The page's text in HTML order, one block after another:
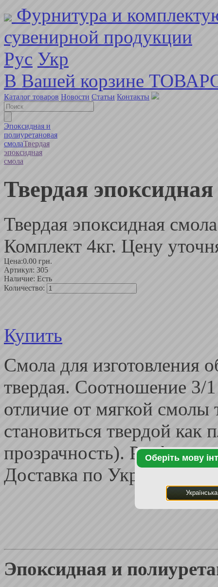
Фурнитура и
сувенирной продукции
Рус Укр
В Вашей корзине
Каталог товаров Новости Статьи Контакты
Эпоксидная и
полиуретановая
смолаТвердая
эпоксидная
смола
Твердая
Твердая эпоксидная смола
Комплект 4кг. Цену
Цена:0.00 грн.
Артикул: 305
Наличие: Есть
Количество:
Купить
Смола для изготовления
твердая. Соотношение 3/
отличие от мягкой смолы
становиться твердой как
прозрачность).
Доставка по Украине.
Эпоксидная и
Оберіть мову
Українська